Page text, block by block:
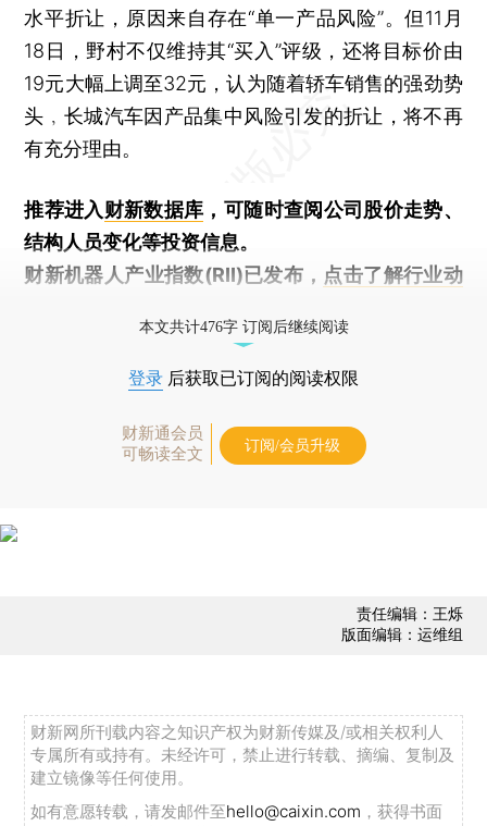
水平折让，原因来自存在“单一产品风险”。但11月
18日，野村不仅维持其“买入”评级，还将目标价由
19元大幅上调至32元，认为随着轿车销售的强劲势
头﹐长城汽车因产品集中风险引发的折让，将不再
有充分理由。
推荐进入财新数据库 ，可随时查阅公司股价走势、
结构人员变化等投资信息。
财新机器人产业指数(RII)已发布， 点击了解行业动
本文共计476字 订阅后继续阅读
登录 后获取已订阅的阅读权限
财新通会员
可畅读全文
订阅/会员升级
责任编辑：王烁
版面编辑：运维组
财新网所刊载内容之知识产权为财新传媒及/或相关权利人
专属所有或持有。未经许可，禁止进行转载、摘编、复制及
建立镜像等任何使用。
如有意愿转载，请发邮件至hello@caixin.com ，获得书面